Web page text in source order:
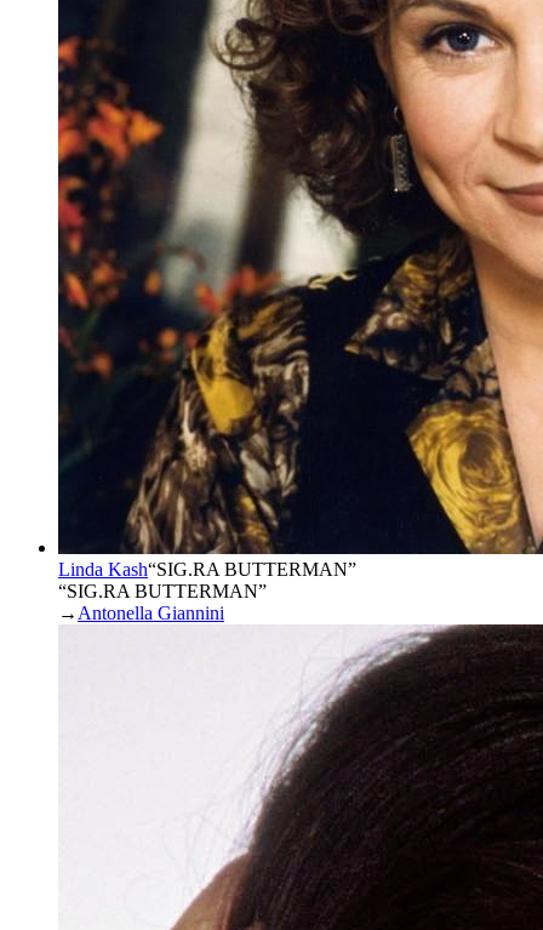
Linda Kash“SIG.RA BUTTERMAN”
“SIG.RA BUTTERMAN”
→ Antonella Giannini